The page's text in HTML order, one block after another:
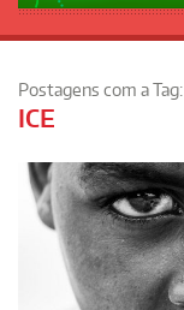
Postagens com a Tag:
ICE